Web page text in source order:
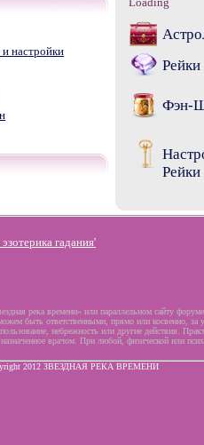
Рейки
Фэн-
Рейки
настройки
река времени» или параллельном сайту
быть ответственными, прямо или косвенно,
небрежность или другие действия.
врачом. При любой, физической или
2012 ЗВЕЗДНАЯ РЕКА ВРЕМЕНИ